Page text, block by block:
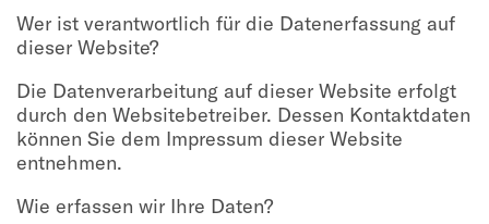
Wer ist verantwortlich für die Datenerfassung auf
dieser Website?
Die Datenverarbeitung auf dieser Website erfolgt
durch den Websitebetreiber. Dessen Kontaktdaten
können Sie dem Impressum dieser Website
entnehmen.
Wie erfassen wir Ihre Daten?